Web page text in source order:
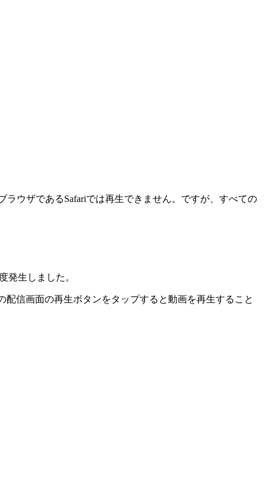
ラウザであるSafariでは再生できません。ですが、すべての
発生しました。
信画面の再生ボタンをタップすると動画を再生すること